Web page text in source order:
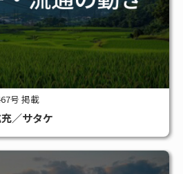
号 掲載
／サタケ